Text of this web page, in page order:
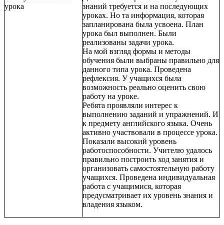
урока
знаний требуется и на последующих
уроках. Но та информация, которая
запланирована была усвоена. План
урока был выполнен. Были
реализованы задачи урока.
На мой взгляд формы и методы
обучения были выбраны правильно для
данного типа урока. Проведена
рефлексия. У учащихся была
возможность реально оценить свою
работу на уроке.
Ребята проявляли интерес к
выполнению заданий и упражнений. И
к предмету английского языка. Очень
активно участвовали в процессе урока.
Показали высокий уровень
работоспособности. Учителю удалось
правильно построить ход занятия и
организовать самостоятельную работу
учащихся. Проведена индивидуальная
работа с учащимися, которая
предусматривает их уровень знания и
владения языком.